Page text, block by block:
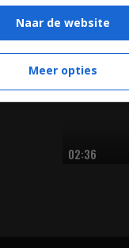
02:36
Naar de website
Meer opties